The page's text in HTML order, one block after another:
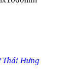
Thái Hưng